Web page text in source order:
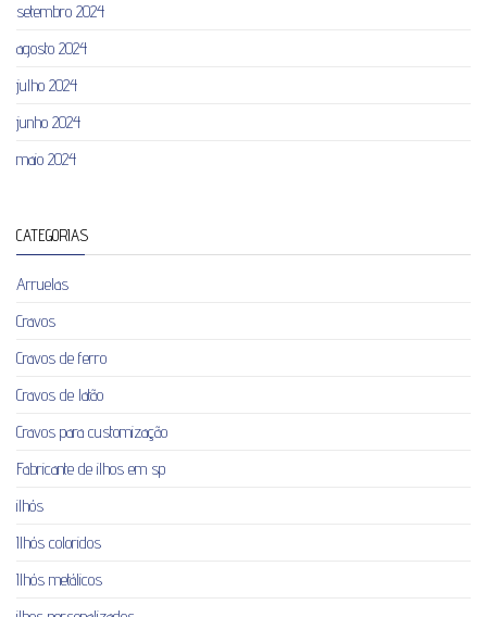
setembro 2024
agosto 2024
julho 2024
junho 2024
maio 2024
CATEGORIAS
Arruelas
Cravos
Cravos de ferro
Cravos de latão
Cravos para customização
Fabricante de ilhos em sp
ilhós
Ilhós coloridos
Ilhós metálicos